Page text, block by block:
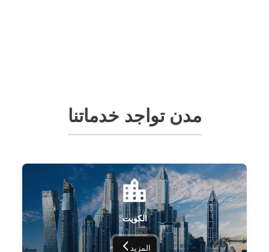
مدن تواجد خدماتنا
الكويت
المزيد